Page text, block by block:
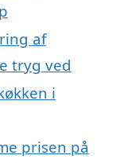
af
tryg ved
i
prisen på